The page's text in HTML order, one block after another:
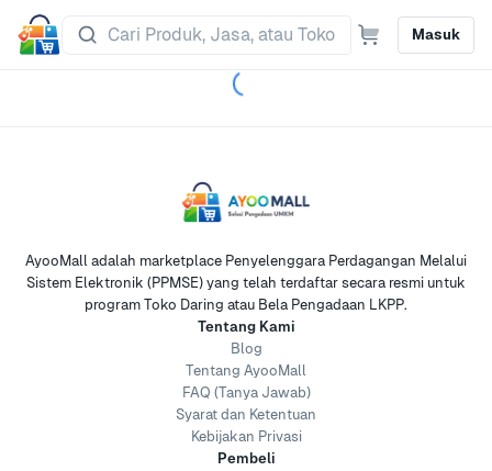
Masuk
AyooMall adalah marketplace Penyelenggara Perdagangan Melalui
Sistem Elektronik (PPMSE) yang telah terdaftar secara resmi untuk
program Toko Daring atau Bela Pengadaan LKPP.
Tentang Kami
Blog
Tentang AyooMall
FAQ (Tanya Jawab)
Syarat dan Ketentuan
Kebijakan Privasi
Pembeli